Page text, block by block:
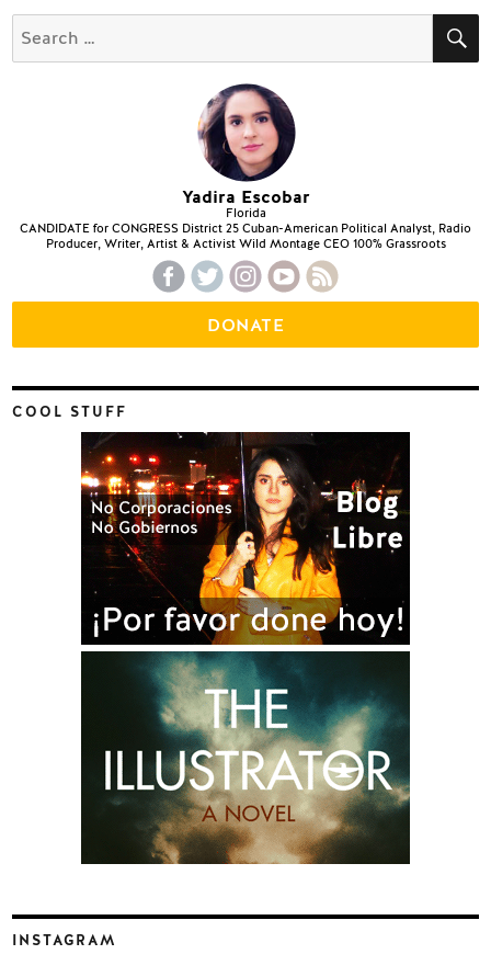
Search
for:
Yadira Escobar
Florida
CANDIDATE for CONGRESS District 25 Cuban-American Political Analyst, Radio
Producer, Writer, Artist & Activist Wild Montage CEO 100% Grassroots
DONATE
COOL STUFF
INSTAGRAM